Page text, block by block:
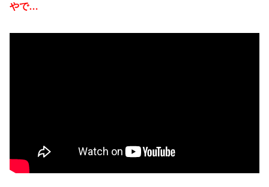
やで…